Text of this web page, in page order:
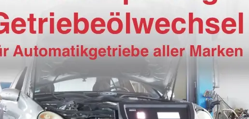
Verkehrszeichenerkennung
, Zentralverriegelung mit
vorhanden
Mittelarmlehne, Vorne und hinten
elektrisch 4-fach
vorhanden
Klimaautomatik, 2-Zonen-Klimaautomatik